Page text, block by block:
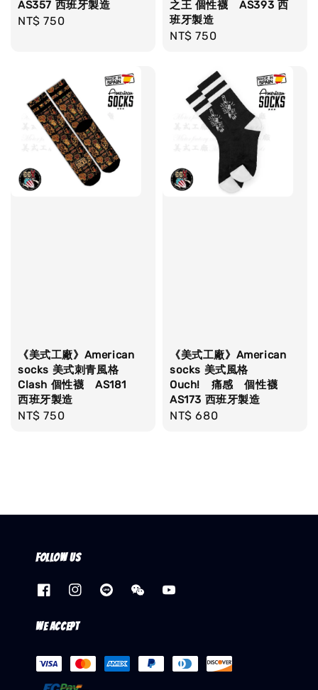
AS357 西班牙製造
Regular
NT$ 750
之王 個性襪 AS393 西
班牙製造
Regular
NT$ 750
《美式工廠》American
socks 美式刺青風格
Clash 個性襪 AS181
西班牙製造
Regular
NT$ 750
《美式工廠》American
socks 美式風格
Ouch! 痛感 個性襪
AS173 西班牙製造
Regular
NT$ 680
Follow us
We accept